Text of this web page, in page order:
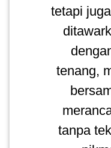
tetapi
tenang,
tanpa